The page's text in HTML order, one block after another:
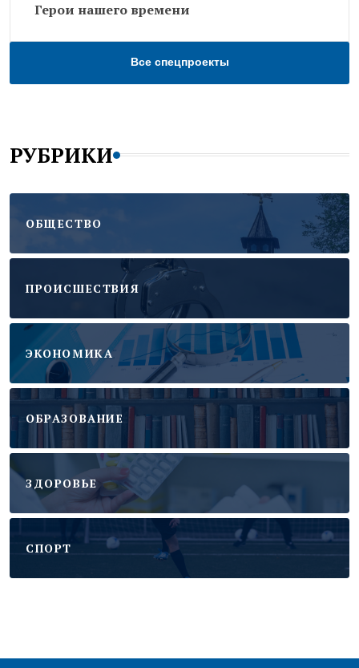
Герои нашего времени
Все спецпроекты
РУБРИКИ
ОБЩЕСТВО
ПРОИСШЕСТВИЯ
ЭКОНОМИКА
ОБРАЗОВАНИЕ
ЗДОРОВЬЕ
CПОРТ